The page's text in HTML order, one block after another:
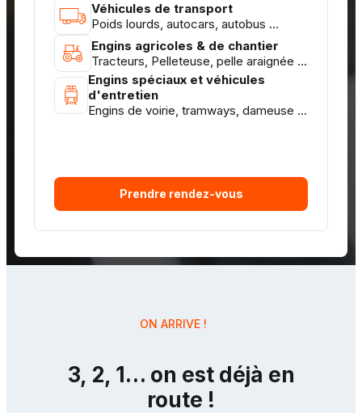
Véhicules de transport
Poids lourds, autocars, autobus ...
Engins agricoles & de chantier
Tracteurs, Pelleteuse, pelle araignée ...
Engins spéciaux et véhicules
d'entretien
Engins de voirie, tramways, dameuse ...
Prendre rendez-vous
ON ARRIVE !
3, 2, 1… on est déjà en
route !